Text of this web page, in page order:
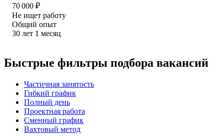
70 000 ₽
Не ищет работу
Общий опыт
30 лет 1 месяц
Быстрые фильтры подбора вакансий
Частичная занятость
Гибкий график
Полный день
Проектная работа
Сменный график
Вахтовый метод